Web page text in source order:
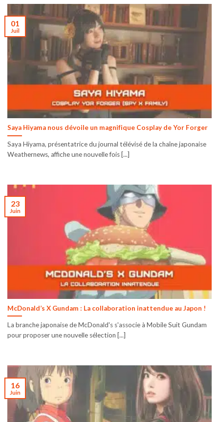
Saya Hiyama nous dévoile un magnifique Cosplay de Yor Forger
Saya Hiyama, présentatrice du journal télévisé de la chaîne japonaise
Weathernews, affiche une nouvelle fois [...]
01
Juil
McDonald’s X Gundam : La collaboration inattendue au Japon !
La branche japonaise de McDonald's s'associe à Mobile Suit Gundam
pour proposer une nouvelle sélection [...]
23
Juin
16
Juin